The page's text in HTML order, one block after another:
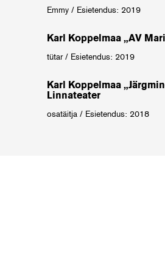
Emmy / Esietendus: 2019
Karl Koppelmaa „AV
tütar / Esietendus: 2019
Karl Koppelmaa
Linnateater
osatäitja / Esietendus: 2018